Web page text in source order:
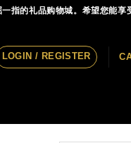
指的礼品购物城。希望您能享
LOGIN / REGISTER